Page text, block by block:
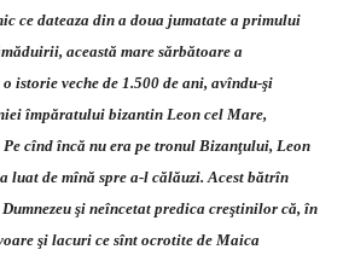
ce dateaza din a doua jumatate a primului
această mare sărbătoare a
istorie veche de 1.500 de ani, avîndu-şi
împăratului bizantin Leon cel Mare,
Pe cînd încă nu era pe tronul Bizanţului, Leon
luat de mînă spre a-l călăuzi. Acest bătrîn
şi neîncetat predica creştinilor că, în
şi lacuri ce sînt ocrotite de Maica